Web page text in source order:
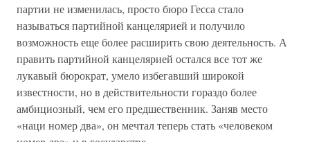
партии не изменилась, просто бюро Гесса стало
называться партийной канцелярией и получило
возможность еще более расширить свою деятельность. А
править партийной канцелярией остался все тот же
лукавый бюрократ, умело избегавший широкой
известности, но в действительности гораздо более
амбициозный, чем его предшественник. Заняв место
«наци номер два», он мечтал теперь стать «человеком